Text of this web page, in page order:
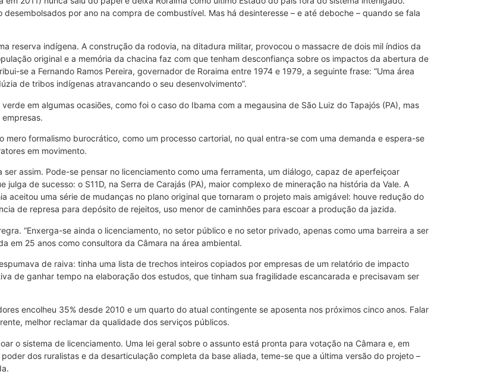
por ano na compra de combustível. Mas há desinteresse – e até deboche – quando se fala
reserva indígena. A construção da rodovia, na ditadura militar, provocou o massacre de dois mil índios da
original e a memória da chacina faz com que tenham desconfiança sobre os impactos da abertura de
se a Fernando Ramos Pereira, governador de Roraima entre 1974 e 1979, a seguinte frase: “Uma área
de tribos indígenas atravancando o seu desenvolvimento”.
em algumas ocasiões, como foi o caso do Ibama com a megausina de São Luiz do Tapajós (PA), mas
mero formalismo burocrático, como um processo cartorial, no qual entra-se com uma demanda e espera-se
em movimento.
assim. Pode-se pensar no licenciamento como uma ferramenta, um diálogo, capaz de aperfeiçoar
de sucesso: o S11D, na Serra de Carajás (PA), maior complexo de mineração na história da Vale. A
aceitou uma série de mudanças no plano original que tornaram o projeto mais amigável: houve redução do
de represa para depósito de rejeitos, uso menor de caminhões para escoar a produção da jazida.
“Enxerga-se ainda o licenciamento, no setor público e no setor privado, apenas como uma barreira a ser
em 25 anos como consultora da Câmara na área ambiental.
de raiva: tinha uma lista de trechos inteiros copiados por empresas de um relatório de impacto
de ganhar tempo na elaboração dos estudos, que tinham sua fragilidade escancarada e precisavam ser
encolheu 35% desde 2010 e um quarto do atual contingente se aposenta nos próximos cinco anos. Falar
melhor reclamar da qualidade dos serviços públicos.
o sistema de licenciamento. Uma lei geral sobre o assunto está pronta para votação na Câmara e, em
dos ruralistas e da desarticulação completa da base aliada, teme-se que a última versão do projeto –